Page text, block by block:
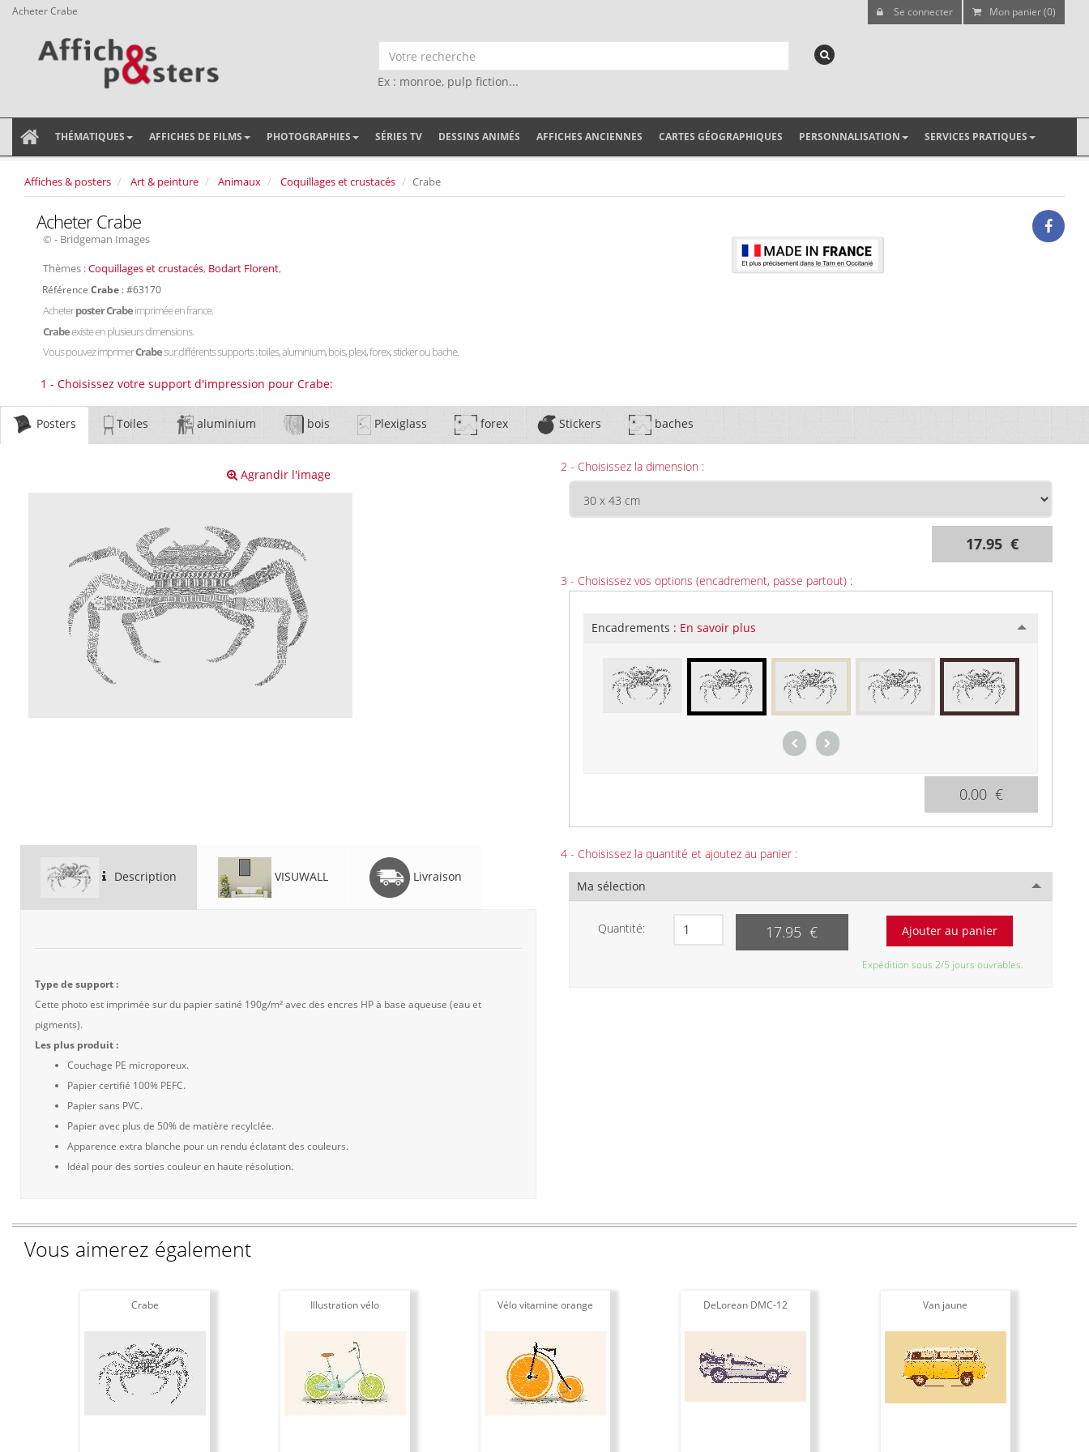
Acheter Crabe Se connecter Mon panier (0)
Ex : monroe, pulp fiction...
THÉMATIQUES AFFICHES DE FILMS PHOTOGRAPHIES SÉRIES TV DESSINS ANIMÉS AFFICHES ANCIENNES CARTES GÉOGRAPHIQUES PERSONNALISATION SERVICES PRATIQUES
Affiches & posters Art & peinture Animaux Coquillages et crustacés Crabe
Acheter Crabe
© - Bridgeman Images
Thèmes :Coquillages et crustacés, Bodart Florent,
Référence Crabe : #63170
Acheterposter Crabeimprimée en france.
Crabeexiste en plusieurs dimensions.
Vous pouvez imprimerCrabesur différents supports : toiles, aluminium, bois, plexi, forex, sticker ou bache.
1 - Choisissez votre support d'impression pour Crabe:
Posters Toiles aluminium bois Plexiglass forex Stickers baches
Agrandir l'image
Description VISUWALL Livraison
Type de support :
Cette photo est imprimée sur du papier satiné 190g/m² avec des encres HP à base aqueuse (eau et
pigments).
Les plus produit :
Couchage PE microporeux.
Papier certifié 100% PEFC.
Papier sans PVC.
Papier avec plus de 50% de matière recylclée.
Apparence extra blanche pour un rendu éclatant des couleurs.
Idéal pour des sorties couleur en haute résolution.
2 - Choisissez la dimension :
17.95 €
3 - Choisissez vos options (encadrement, passe partout) :
Encadrements : En savoir plus
0.00 €
4 - Choisissez la quantité et ajoutez au panier :
Ma sélection
Quantité: 17.95 €
Expédition sous 2/5 jours ouvrables.
Vous aimerez également
Crabe Illustration vélo Vélo vitamine orange DeLorean DMC-12 Van jaune